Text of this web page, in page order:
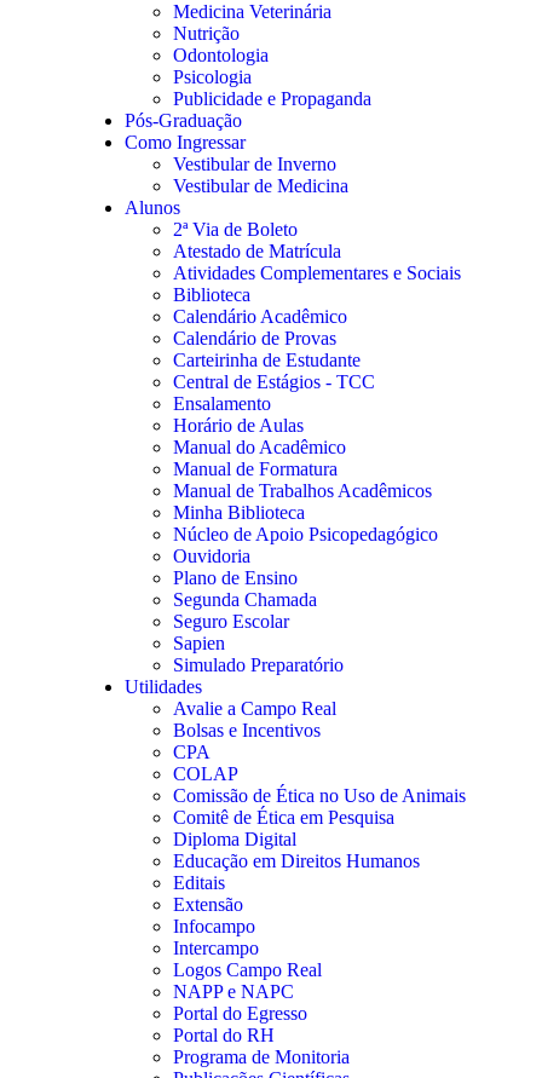
Medicina Veterinária
Nutrição
Odontologia
Psicologia
Publicidade e Propaganda
Pós-Graduação
Como Ingressar
Vestibular de Inverno
Vestibular de Medicina
Alunos
2ª Via de Boleto
Atestado de Matrícula
Atividades Complementares e Sociais
Biblioteca
Calendário Acadêmico
Calendário de Provas
Carteirinha de Estudante
Central de Estágios - TCC
Ensalamento
Horário de Aulas
Manual do Acadêmico
Manual de Formatura
Manual de Trabalhos Acadêmicos
Minha Biblioteca
Núcleo de Apoio Psicopedagógico
Ouvidoria
Plano de Ensino
Segunda Chamada
Seguro Escolar
Sapien
Simulado Preparatório
Utilidades
Avalie a Campo Real
Bolsas e Incentivos
CPA
COLAP
Comissão de Ética no Uso de Animais
Comitê de Ética em Pesquisa
Diploma Digital
Educação em Direitos Humanos
Editais
Extensão
Infocampo
Intercampo
Logos Campo Real
NAPP e NAPC
Portal do Egresso
Portal do RH
Programa de Monitoria